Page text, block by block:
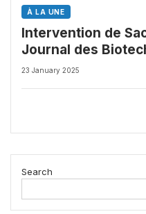
À LA UNE
Intervention de
Journal des
23 January 2025
Search